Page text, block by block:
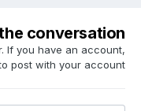
conversation
If you have an account,
to post with your account.